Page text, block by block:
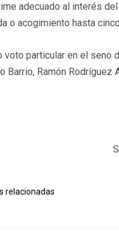
adecuado al interés
o acogimiento hasta
voto particular en el
Barrio, Ramón
relacionadas